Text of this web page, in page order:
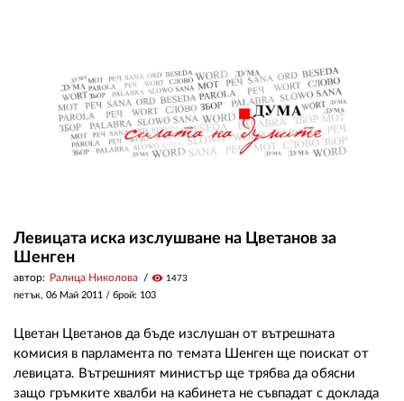
Левицата иска изслушване на Цветанов за
Шенген
автор: Ралица Николова visibility 1473
петък, 06 Май 2011 / брой: 103
Цветан Цветанов да бъде изслушан от вътрешната
комисия в парламента по темата Шенген ще поискат от
левицата. Вътрешният министър ще трябва да обясни
защо гръмките хвалби на кабинета не съвпадат с доклада